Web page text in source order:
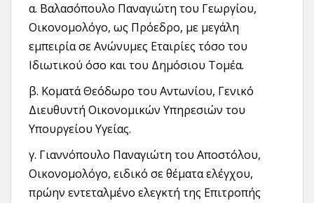
α. Βαλασόπουλο Παναγιώτη του Γεωργίου,
Οικονομολόγο, ως Πρόεδρο, με μεγάλη
εμπειρία σε Ανώνυμες Εταιρίες τόσο του
Ιδιωτικού όσο και του Δημόσιου Τομέα.
β. Κοματά Θεόδωρο του Αντωνίου, Γενικό
Διευθυντή Οικονομικών Υπηρεσιών του
Υπουργείου Υγείας.
γ. Γιαννόπουλο Παναγιώτη του Αποστόλου,
Οικονομολόγο, ειδικό σε θέματα ελέγχου,
πρώην εντεταλμένο ελεγκτή της Επιτροπής